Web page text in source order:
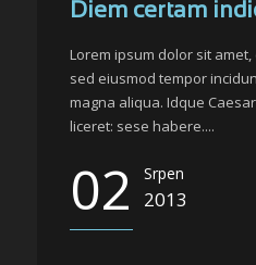
Diem certam
Lorem ipsum dolor sit
sed eiusmod tempor
magna aliqua. Idque
liceret: sese habere....
02 Srpen
2013